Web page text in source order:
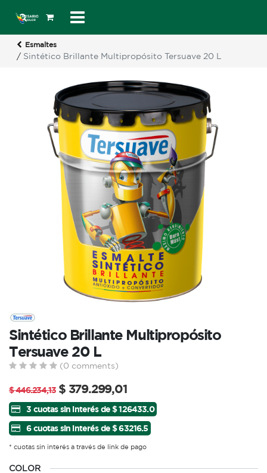
Esmaltes
/ Sintético Brillante Multipropósito Tersuave 20 L
Sintético Brillante Multipropósito
Tersuave 20 L
(0 comments)
$446.234,13 $ 379.299,01
3 cuotas sin interés de $ 126433.0
6 cuotas sin interés de $ 63216.5
* cuotas sin interés a través de link de pago
COLOR